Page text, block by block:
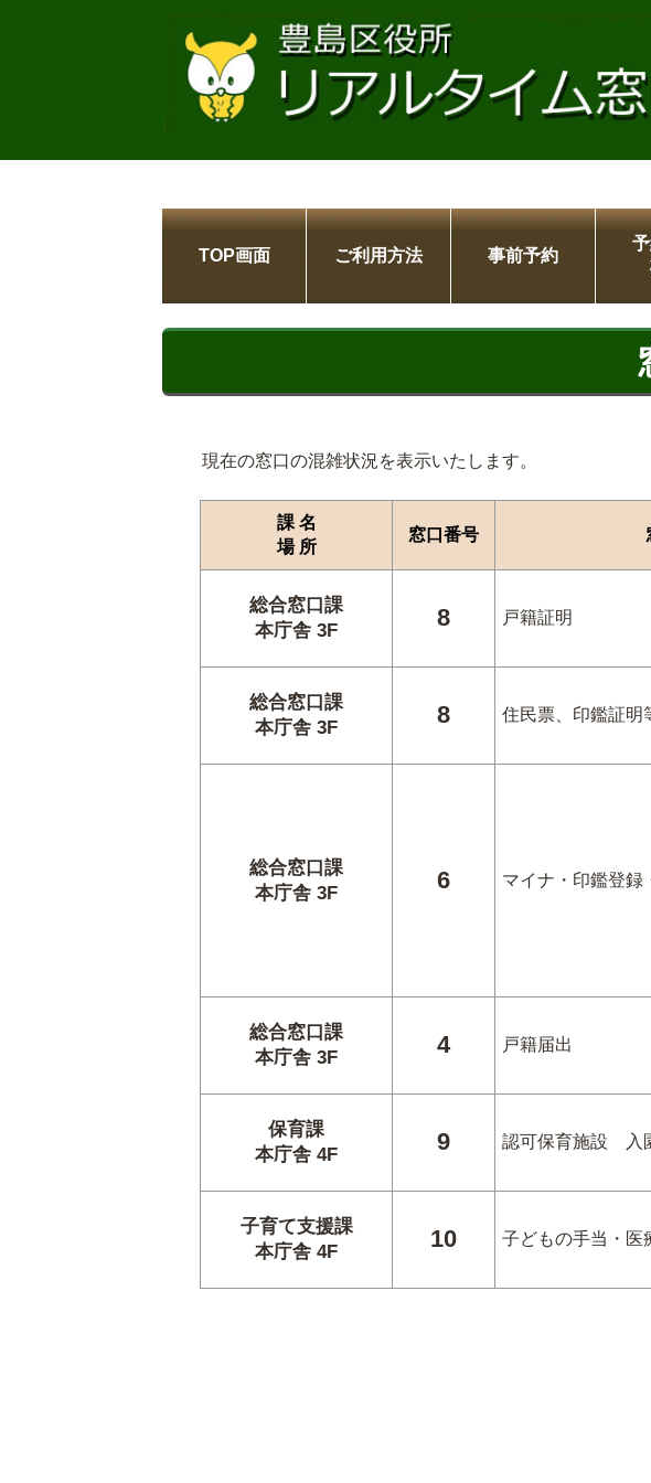
TOP画面 ご利用方法 事前予約
現在の窓口の混雑状況を表示いたします。
課 名
場 所
窓口番号
総合窓口課
本庁舎 3F
8 戸籍証明
総合窓口課
本庁舎 3F
8 住民票、印鑑証明
総合窓口課
本庁舎 3F
6 マイナ・印鑑登録
総合窓口課
本庁舎 3F
4 戸籍届出
保育課
本庁舎 4F
9 認可保育施設 入
子育て支援課
本庁舎 4F
10 子どもの手当・医